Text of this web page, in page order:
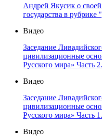
Андрей Якусик о
государства в
Видео
Заседание
цивилизационные
Русского мира» Часть 2.
Видео
Заседание
цивилизационные
Русского мира» Часть 1.
Видео